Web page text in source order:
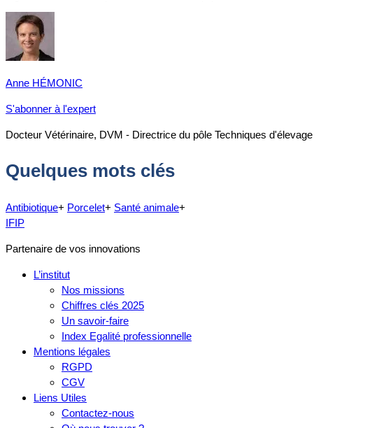
Anne HÉMONIC
S'abonner à l'expert
Docteur Vétérinaire, DVM - Directrice du pôle Techniques d'élevage
Quelques mots clés
Antibiotique+ Porcelet+ Santé animale+
IFIP
Partenaire de vos innovations
L’institut
Nos missions
Chiffres clés 2025
Un savoir-faire
Index Egalité professionnelle
Mentions légales
RGPD
CGV
Liens Utiles
Contactez-nous